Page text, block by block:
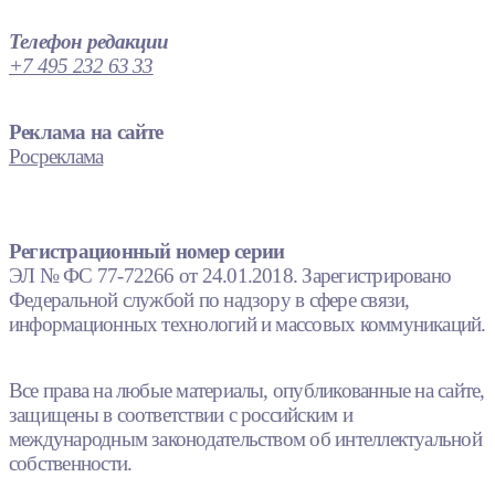
Телефон редакции
+7 495 232 63 33
Реклама на сайте
Росреклама
Регистрационный номер серии
ЭЛ № ФС 77-72266 от 24.01.2018. Зарегистрировано
Федеральной службой по надзору в сфере связи,
информационных технологий и массовых коммуникаций.
Все права на любые материалы, опубликованные на сайте,
защищены в соответствии с российским и
международным законодательством об интеллектуальной
собственности.